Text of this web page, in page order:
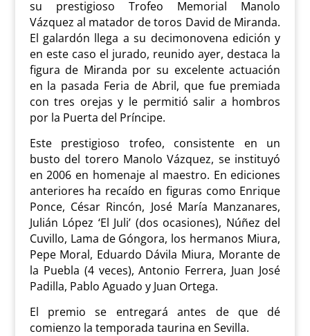
su prestigioso Trofeo Memorial Manolo
Vázquez al matador de toros David de Miranda.
El galardón llega a su decimonovena edición y
en este caso el jurado, reunido ayer, destaca la
figura de Miranda por su excelente actuación
en la pasada Feria de Abril, que fue premiada
con tres orejas y le permitió salir a hombros
por la Puerta del Príncipe.
Este prestigioso trofeo, consistente en un
busto del torero Manolo Vázquez, se instituyó
en 2006 en homenaje al maestro. En ediciones
anteriores ha recaído en figuras como Enrique
Ponce, César Rincón, José María Manzanares,
Julián López ‘El Juli’ (dos ocasiones), Núñez del
Cuvillo, Lama de Góngora, los hermanos Miura,
Pepe Moral, Eduardo Dávila Miura, Morante de
la Puebla (4 veces), Antonio Ferrera, Juan José
Padilla, Pablo Aguado y Juan Ortega.
El premio se entregará antes de que dé
comienzo la temporada taurina en Sevilla.